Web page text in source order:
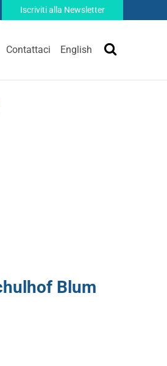
Iscriviti alla Newsletter
Contattaci English
Blum